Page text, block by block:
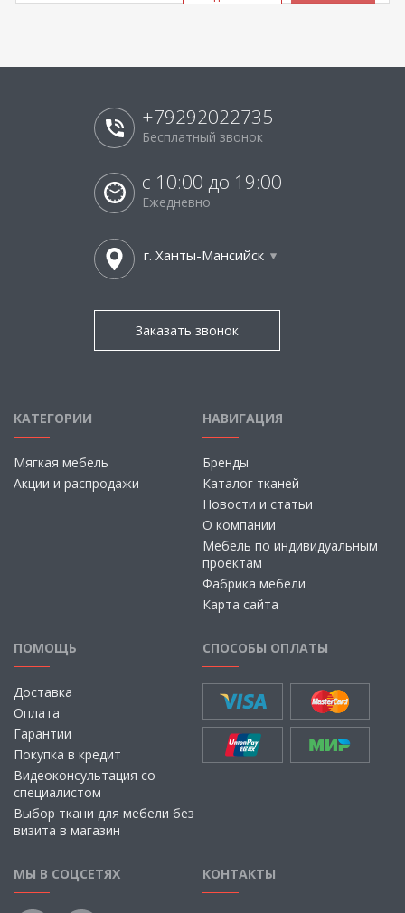
+79292022735
Бесплатный звонок
с 10:00 до 19:00
Ежедневно
г. Ханты-Мансийск
Заказать звонок
КАТЕГОРИИ
Мягкая мебель
Акции и распродажи
НАВИГАЦИЯ
Бренды
Каталог тканей
Новости и статьи
О компании
Мебель по индивидуальным
проектам
Фабрика мебели
Карта сайта
ПОМОЩЬ
Доставка
Оплата
Гарантии
Покупка в кредит
Видеоконсультация со
специалистом
Выбор ткани для мебели без
визита в магазин
СПОСОБЫ ОПЛАТЫ
МЫ В СОЦСЕТЯХ КОНТАКТЫ